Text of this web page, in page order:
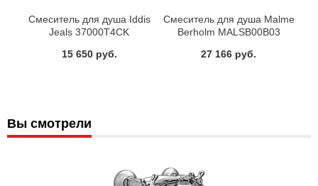
Смеситель для душа Iddis
Jeals 37000T4CK
15 650 руб.
Смеситель для душа Malme
Berholm MALSB00B03
27 166 руб.
Вы смотрели